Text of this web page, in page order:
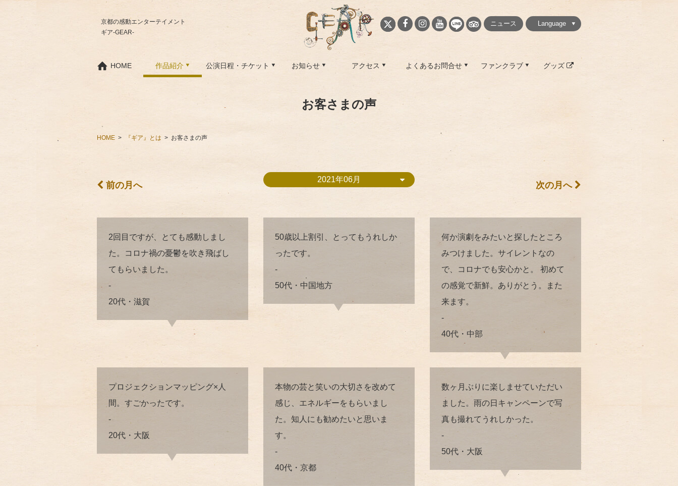
京都の感動エンターテイメント
ギア-GEAR-
ニュース
Language
HOME 作品紹介 公演日程・チケット お知らせ アクセス よくあるお問合せ ファンクラブ グッズ
お客さまの声
HOME 『ギア』とは お客さまの声
2021年06月
前の月へ 次の月へ
2回目ですが、とても感動しまし
た。コロナ禍の憂鬱を吹き飛ばし
てもらいました。
-
20代・滋賀
50歳以上割引、とってもうれしか
ったです。
-
50代・中国地方
何か演劇をみたいと探したところ
みつけました。サイレントなの
で、コロナでも安心かと。 初めて
の感覚で新鮮。ありがとう。また
来ます。
-
40代・中部
プロジェクションマッピング×人
間。すごかったです。
-
20代・大阪
本物の芸と笑いの大切さを改めて
感じ、エネルギーをもらいまし
た。知人にも勧めたいと思いま
す。
-
40代・京都
数ヶ月ぶりに楽しませていただい
ました。雨の日キャンペーンで写
真も撮れてうれしかった。
-
50代・大阪